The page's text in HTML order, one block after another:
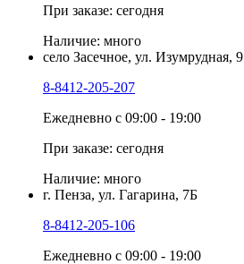
При заказе: сегодня
Наличие: много
село Засечное, ул. Изумрудная, 9
8-8412-205-207
Ежедневно с 09:00 - 19:00
При заказе: сегодня
Наличие: много
г. Пенза, ул. Гагарина, 7Б
8-8412-205-106
Ежедневно с 09:00 - 19:00